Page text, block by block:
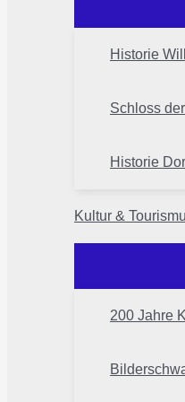
Historie
Schloss
Historie
Kultur &
200 Jahre